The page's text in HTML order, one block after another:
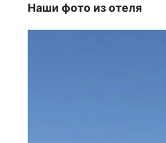
Наши фото из отеля